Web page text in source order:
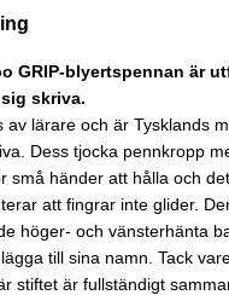
GRIP-blyertspennan är
skriva.
av lärare och är Tysklands
Dess tjocka pennkropp
små händer att hålla och
att fingrar inte glider.
höger- och vänsterhänta
till sina namn. Tack
stiftet är fullständigt